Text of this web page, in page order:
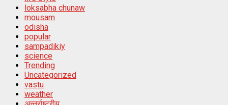
loksabha chunaw
mousam
odisha
popular
sampadikiy
science
Trending
Uncategorized
vastu
weather